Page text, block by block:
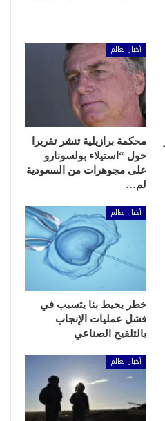
أخبار العالم
محكمة برازيلية تنشر تقريرا
حول “استيلاء بولسونارو
على مجوهرات من السعودية
لم…
أخبار العالم
خطر يحيط بنا يتسبب في
فشل عمليات الإنجاب
بالتلقيح الصناعي
أخبار العالم